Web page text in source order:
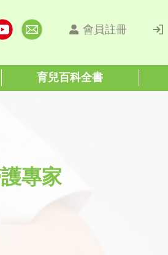
會員註冊
育兒百科全書
專家